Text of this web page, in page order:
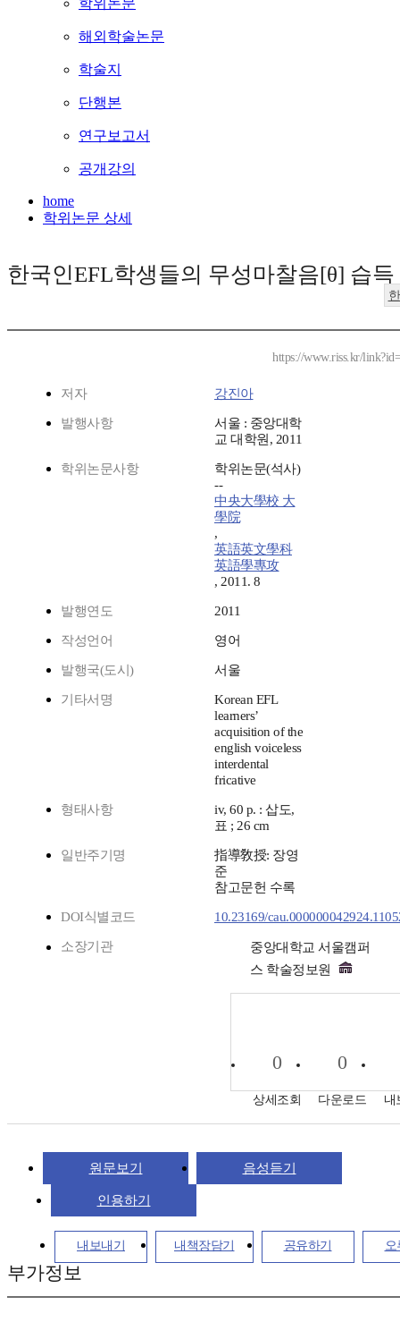
학위논문
해외학술논문
학술지
단행본
연구보고서
공개강의
home
학위논문 상세
한국인EFL학생들의 무성마찰음[θ] 습득
https://www.riss.kr/
저자 강진아
발행사항
서울 : 중앙대학
교 대학원, 2011
학위논문사항
학위논문(석사)
--
中央大學校 大
學院
,
英語英文學科
英語學專攻
, 2011. 8
발행연도 2011
작성언어 영어
발행국(도시) 서울
기타서명
Korean EFL
learners’
acquisition of the
english voiceless
interdental
fricative
형태사항
iv, 60 p. : 삽도,
표 ; 26 cm
일반주기명
指導敎授: 장영
준
참고문헌 수록
DOI식별코드 10.23169/
소장기관
중앙대학교 서울캠퍼
스 학술정보원
0
상세조회
0
다운로드 내
원문보기 음성듣기
인용하기
내보내기 내책장담기 공유하기 오
부가정보